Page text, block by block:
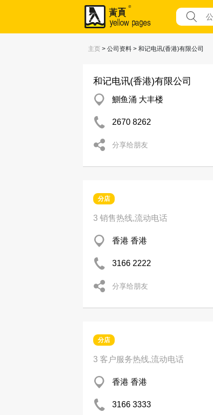
主页 > 公司资料 > 和记电讯(香港)有限公司
和记电讯(香港)有限公司
鰂鱼涌 大丰楼
2670 8262
分享给朋友
分店
3 销售热线,流动电话
香港 香港
3166 2222
分享给朋友
分店
3 客户服务热线,流动电话
香港 香港
3166 3333